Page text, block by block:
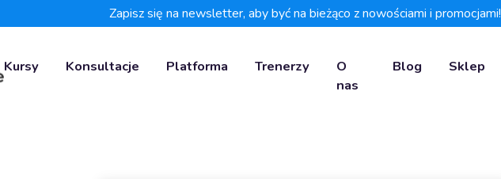
Zapisz się na newsletter, aby być na bieżąco z nowościami i promocjami!
Kursy Konsultacje Platforma Trenerzy
O
nas
Blog Sklep